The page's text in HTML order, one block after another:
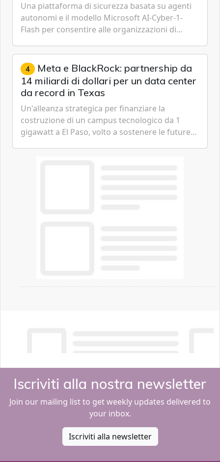
Una piattaforma di sicurezza basata su agenti
autonomi e il modello Microsoft AI-Cyber-1-
Flash per consentire alle organizzazioni di
gestione continua del rischio.
4 Meta e BlackRock: partnership da
14 miliardi di dollari per un data center
da record in Texas
Un'alleanza strategica per finanziare la
costruzione di un campus tecnologico da 1
gigawatt a El Paso, volto a sostenere le future
Iscriviti alla nostra newsletter
Join our mailing list to get weekly updates delivered to
your inbox.
Iscriviti alla newsletter